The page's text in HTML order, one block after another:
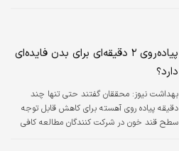
پیاده‌روی ۲ دقیقه‌ای برای بدن فایده‌ای
دارد؟
بهداشت نیوز: محققان گفتند حتی تنها چند
دقیقه پیاده روی آهسته برای کاهش قابل توجه
سطح قند خون در شرکت کنندگان مطالعه کافی